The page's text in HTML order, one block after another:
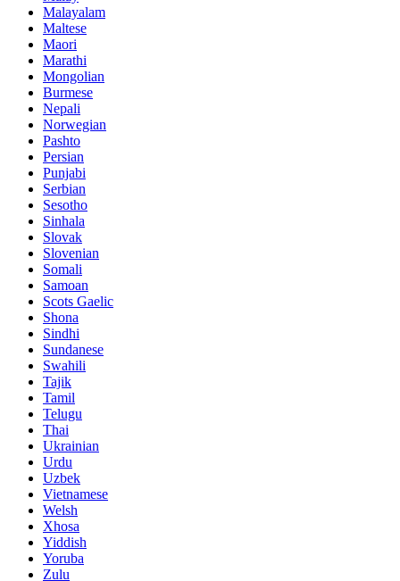
Malayalam
Maltese
Maori
Marathi
Mongolian
Burmese
Nepali
Norwegian
Pashto
Persian
Punjabi
Serbian
Sesotho
Sinhala
Slovak
Slovenian
Somali
Samoan
Scots Gaelic
Shona
Sindhi
Sundanese
Swahili
Tajik
Tamil
Telugu
Thai
Ukrainian
Urdu
Uzbek
Vietnamese
Welsh
Xhosa
Yiddish
Yoruba
Zulu